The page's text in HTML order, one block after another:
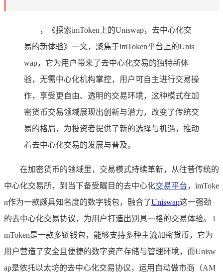
，《探索imToken上的Uniswap，去中心化交
易的新体验》一文，聚焦于imToken平台上的Unis
wap，它为用户带来了去中心化交易的独特新体
验，无需中心化机构掌控，用户可自主进行交易操
作，享受更自由、透明的交易环境，这种模式在加
密货币交易领域展现出创新与潜力，改变了传统交
易的格局，为投资者提供了新的选择与机遇，推动
着去中心化交易的发展与普及。
在加密货币的领域里，交易模式持续革新，从往昔传统的
中心化交易所，到当下备受瞩目的去中心化交易平台，imToke
n作为一款颇具知名度的数字钱包，融合了Uniswap这一强劲
的去中心化交易协议，为用户打造出别具一格的交易体验。 i
mToken是一款多链钱包，能够支持多种主流加密货币，它为
用户营造了安全且便捷的数字资产存储与管理环境，而Unisw
ap是依托以太坊的去中心化交易协议，运用自动做市商（AM